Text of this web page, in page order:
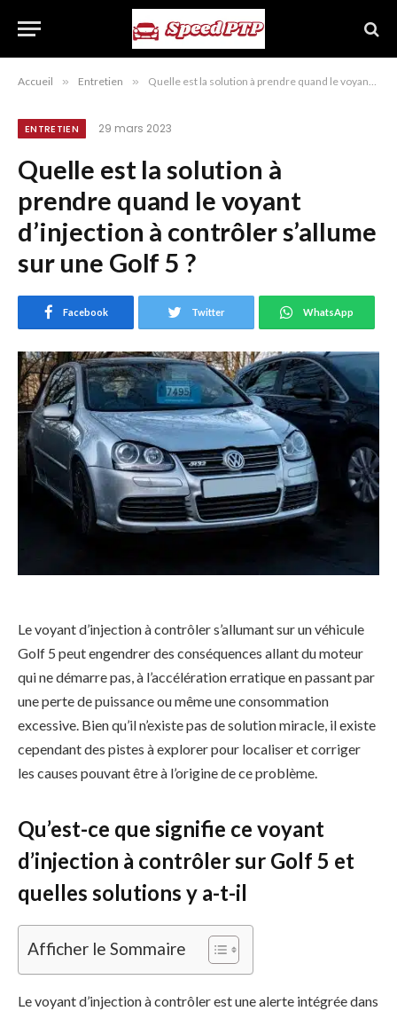
Accueil » Entretien » Quelle est la solution à prendre quand le voyant d’injection à contrôler s’allume sur une Golf 5 ?
ENTRETIEN 29 mars 2023
Quelle est la solution à
prendre quand le voyant
d’injection à contrôler s’allume
sur une Golf 5 ?
Facebook Twitter WhatsApp
Le voyant d’injection à contrôler s’allumant sur un véhicule
Golf 5 peut engendrer des conséquences allant du moteur
qui ne démarre pas, à l’accélération erratique en passant par
une perte de puissance ou même une consommation
excessive. Bien qu’il n’existe pas de solution miracle, il existe
cependant des pistes à explorer pour localiser et corriger
les causes pouvant être à l’origine de ce problème.
Qu’est-ce que signifie ce voyant
d’injection à contrôler sur Golf 5 et
quelles solutions y a-t-il
Afficher le Sommaire
Le voyant d’injection à contrôler est une alerte intégrée dans